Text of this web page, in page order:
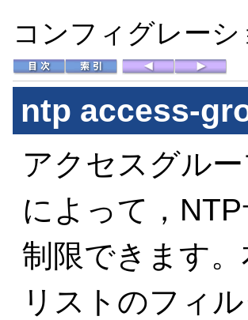
コンフィグレー
ntp access-
アクセスグル
によって，
制限できます
リストのフィ